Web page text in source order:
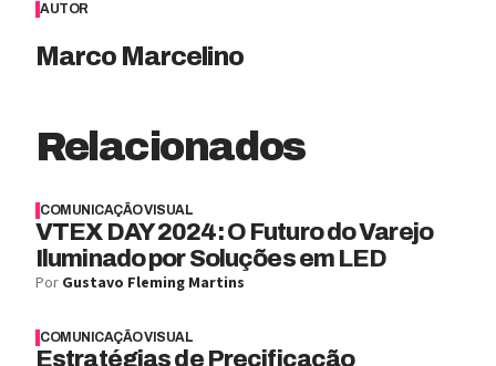
AUTOR
Marco Marcelino
Relacionados
COMUNICAÇÃO VISUAL
VTEX DAY 2024: O Futuro do Varejo
Iluminado por Soluções em LED
Por Gustavo Fleming Martins
COMUNICAÇÃO VISUAL
Estratégias de Precificação